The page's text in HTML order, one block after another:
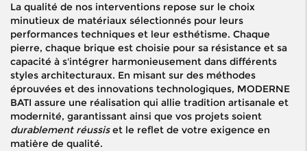
La qualité de nos interventions repose sur le choix
minutieux de matériaux sélectionnés pour leurs
performances techniques et leur esthétisme. Chaque
pierre, chaque brique est choisie pour sa résistance et sa
capacité à s'intégrer harmonieusement dans différents
styles architecturaux. En misant sur des méthodes
éprouvées et des innovations technologiques, MODERNE
BATI assure une réalisation qui allie tradition artisanale et
modernité, garantissant ainsi que vos projets soient
durablement réussiset le reflet de votre exigence en
matière de qualité.